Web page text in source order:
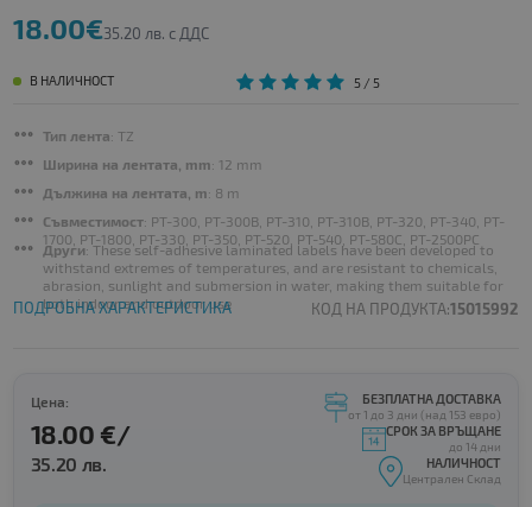
18.00€35.20 лв. с ДДС
В НАЛИЧНОСТ 5/ 5
Тип лента: TZ
Ширина на лентата, mm: 12 mm
Дължина на лентата, m: 8 m
Съвместимост: PT-300, PT-300B, PT-310, PT-310B, PT-320, PT-340, PT-
1700, PT-1800, PT-330, PT-350, PT-520, PT-540, PT-580C, PT-2500PC
Други: These self-adhesive laminated labels have been developed to
withstand extremes of temperatures, and are resistant to chemicals,
abrasion, sunlight and submersion in water, making them suitable for
both indoor and outdoor use
ПОДРОБНА ХАРАКТЕРИСТИКА КОД НА ПРОДУКТА:15015992
Цена:
18.00 €/
35.20 лв.
БЕЗПЛАТНА ДОСТАВКА
от 1 до 3 дни (над 153 евро)
СРОК ЗА ВРЪЩАНЕ
до 14 дни
НАЛИЧНОСТ
Централен Склад